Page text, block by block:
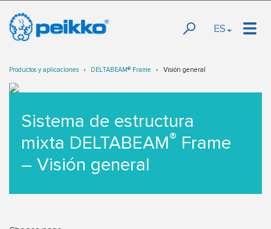
ES
Productos y aplicaciones DELTABEAM® Frame Visión general
Sistema de estructura
mixta DELTABEAM® Frame
– Visión general